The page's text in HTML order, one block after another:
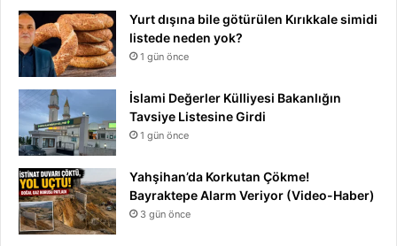
Yurt dışına bile götürülen Kırıkkale simidi
listede neden yok?
1 gün önce
İslami Değerler Külliyesi Bakanlığın
Tavsiye Listesine Girdi
1 gün önce
Yahşihan’da Korkutan Çökme!
Bayraktepe Alarm Veriyor (Video-Haber)
3 gün önce